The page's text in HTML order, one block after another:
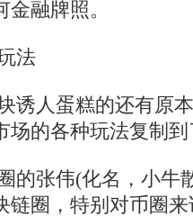
融牌照。
法
人蛋糕的还有原本
场的各种玩法复制
张伟(化名，小牛
链圈，特别对币圈